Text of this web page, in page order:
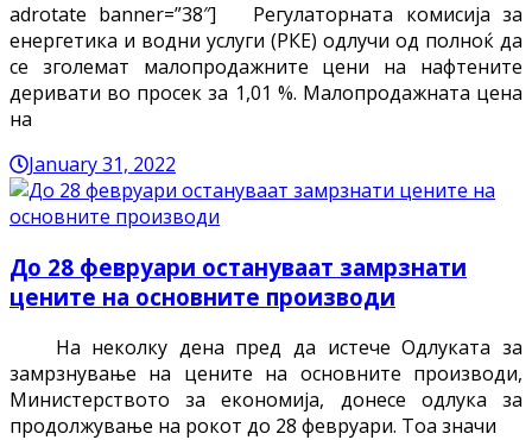
adrotate banner=”38″] Регулаторната комисија за
енергетика и водни услуги (РКЕ) одлучи од полноќ да
се зголемат малопродажните цени на нафтените
деривати во просек за 1,01 %. Малопродажната цена
на
January 31, 2022
До 28 февруари остануваат замрзнати
цените на основните производи
На неколку дена пред да истече Oдлуката за
замрзнување на цените на основните производи,
Министерството за економија, донесе одлука за
продолжување на рокот до 28 февруари. Тоа значи